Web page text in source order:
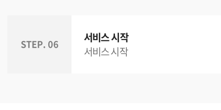
STEP. 06
서비스 시작
서비스 시작